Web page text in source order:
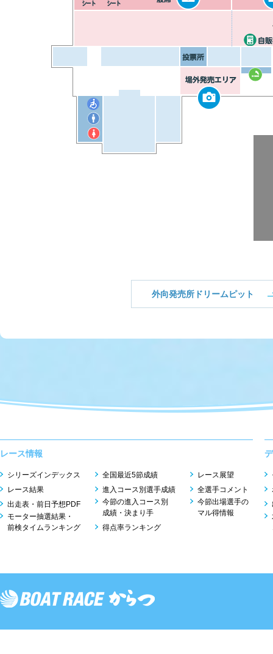
外向発売所ドリームピット
レース情報
シリーズインデックス
レース結果
出走表・前日予想PDF
モーター抽選結果・
前検タイムランキング
全国最近5節成績
進入コース別選手成績
今節の進入コース別
成績・決まり手
得点率ランキング
レース展望
全選手コメント
今節出場選手の
マル得情報